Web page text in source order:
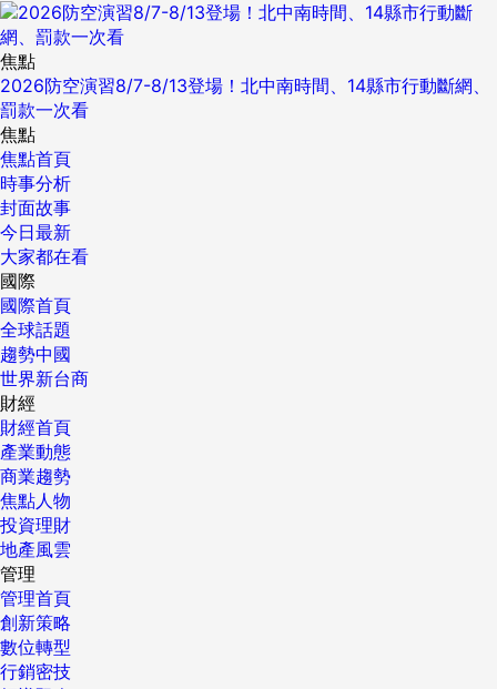
焦點
2026防空演習8/7-8/13登場！北中南時間、14縣市行動斷網、
罰款一次看
焦點
焦點首頁
時事分析
封面故事
今日最新
大家都在看
國際
國際首頁
全球話題
趨勢中國
世界新台商
財經
財經首頁
產業動態
商業趨勢
焦點人物
投資理財
地產風雲
管理
管理首頁
創新策略
數位轉型
行銷密技